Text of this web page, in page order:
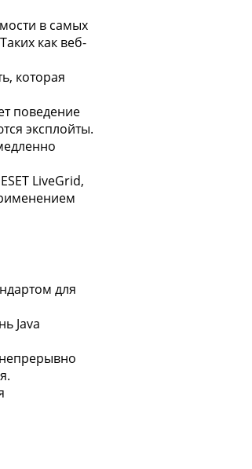
в самых
как веб-
которая
поведение
эксплойты.
LiveGrid,
для
Java